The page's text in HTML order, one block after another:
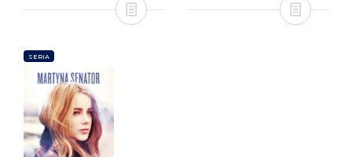
SERIA